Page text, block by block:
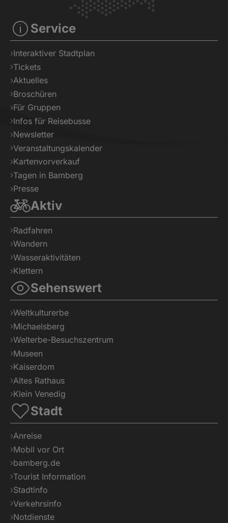
Service
Interaktiver Stadtplan
Tickets
Aktuelles
Broschüren
Für Gruppen
Infos für Reisebusse
Newsletter
Veranstaltungskalender
Kartenvorverkauf
Tagen in Bamberg
Presse
Aktiv
Radfahren
Wandern
Wasseraktivitäten
Klettern
Sehenswert
Weltkulturerbe
Michaelsberg
Welterbe-Besuchszentrum
Museen
Kaiserdom
Altes Rathaus
Klein Venedig
Stadt
Anreise
Mobil vor Ort
bamberg.de
Tourist Information
Stadtinfo
Verkehrsinfo
Notdienste